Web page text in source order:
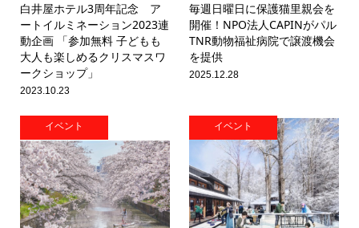
白井屋ホテル3周年記念 ア
ートイルミネーション2023連
動企画 「参加無料 子どもも
大人も楽しめるクリスマスワ
ークショップ」
2023.10.23
毎週日曜日に保護猫里親会を
開催！NPO法人CAPINがパル
TNR動物福祉病院で譲渡機会
を提供
2025.12.28
イベント イベント